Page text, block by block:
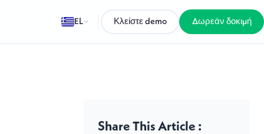
EL Κλείστε demo Δωρεάν δοκιμή
Share This Article :